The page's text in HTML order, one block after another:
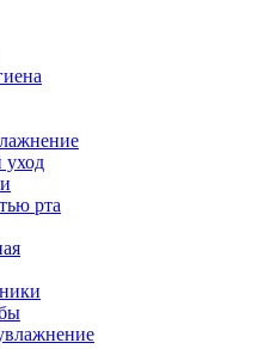
рта